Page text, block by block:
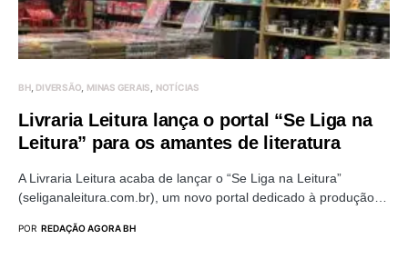
BH DIVERSÃO MINAS GERAIS NOTÍCIAS
Livraria Leitura lança o portal “Se Liga na
Leitura” para os amantes de literatura
A Livraria Leitura acaba de lançar o “Se Liga na Leitura”
(seliganaleitura.com.br), um novo portal dedicado à produção…
POR REDAÇÃO AGORA BH